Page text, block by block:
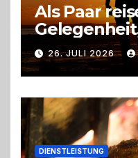
Als Paar
zu26. JULI 2026
DIENSTLEISTUNG